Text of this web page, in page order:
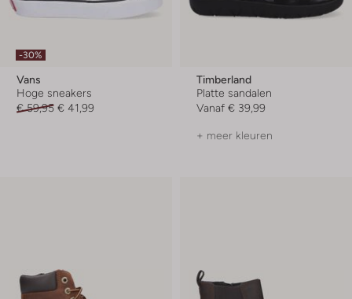
-30%
Vans
Hoge sneakers
€ 59,95 € 41,99
Timberland
Platte sandalen
Vanaf € 39,99
+ meer kleuren